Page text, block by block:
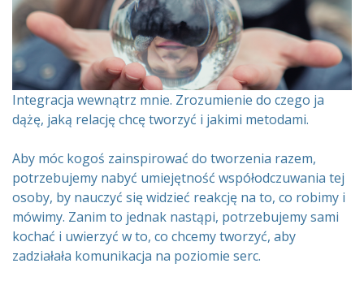
Integracja wewnątrz mnie. Zrozumienie do czego ja
dążę, jaką relację chcę tworzyć i jakimi metodami.
Aby móc kogoś zainspirować do tworzenia razem,
potrzebujemy nabyć umiejętność współodczuwania tej
osoby, by nauczyć się widzieć reakcję na to, co robimy i
mówimy. Zanim to jednak nastąpi, potrzebujemy sami
kochać i uwierzyć w to, co chcemy tworzyć, aby
zadziałała komunikacja na poziomie serc.